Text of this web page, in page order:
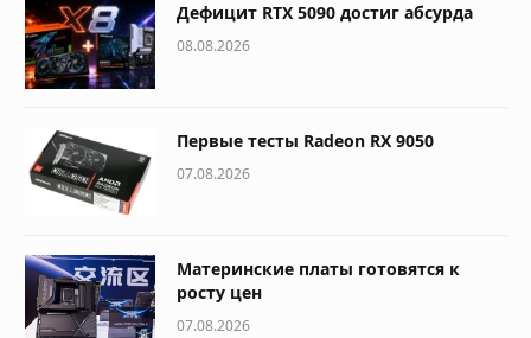
Дефицит RTX 5090 достиг абсурда
08.08.2026
Первые тесты Radeon RX 9050
07.08.2026
Материнские платы готовятся к
росту цен
07.08.2026